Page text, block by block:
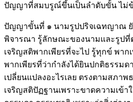
ปัญญาที่สมบรูณ์ขึ้นเป็นลำดับขั้น ไม่
ปัญญาขั้นที่ ๑ นามรูปปริจเฉทญาณ ยั
พิจารณา รู้ลักษณะของนามและรูปที่
เจริญสติพากเพียรที่จะไป รู้ทุกข์ พาก
พากเพียรที่ว่ากำลังได้ยินปกติธรรมด
เปลี่ยนแปลงอะไรเลย ตรงตามสภา
เจริญสติปัฏฐานเพราะขาดความเข้า